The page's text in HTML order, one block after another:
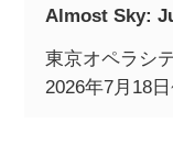
Almost Sky:
東京オペラシ
2026年7月18